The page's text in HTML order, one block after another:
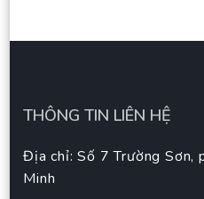
THÔNG TIN LIÊN HỆ
Địa chỉ: Số 7 Trường Sơn,
Minh